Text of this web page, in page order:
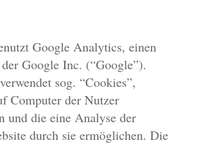
Google Analytics, einen
Google Inc. (“Google”).
sog. “Cookies”,
Computer der Nutzer
und die eine Analyse der
durch sie ermöglichen. Die